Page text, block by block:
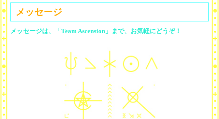
メッセージ
メッセージは、「Team Ascension」まで、お気軽にどうぞ！